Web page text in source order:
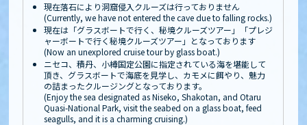
現在落石により洞窟侵入クルーズは行っておりません
(Currently, we have not entered the cave due to falling rocks.)
現在は「グラスボートで行く、秘境クルーズツアー」「プレジ
ャーボートで行く秘境クルーズツアー」となっております
(Now an unexplored cruise tour by glass boat.)
ニセコ、積丹、小樽国定公園に指定されている海を堪能して
頂き、グラスボートで海底を見学し、カモメに餌やり、魅力
の詰まったクルージングとなっております。
(Enjoy the sea designated as Niseko, Shakotan, and Otaru
Quasi-National Park, visit the seabed on a glass boat, feed
seagulls, and it is a charming cruising.)